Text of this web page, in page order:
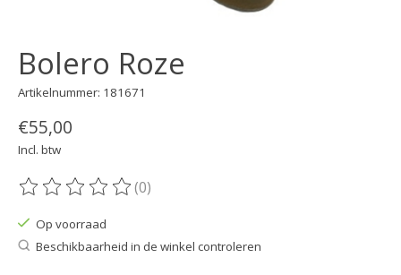
Bolero Roze
Artikelnummer: 181671
€55,00
Incl. btw
De beoordeling van dit product is
(0)
Op voorraad
Beschikbaarheid in de winkel controleren